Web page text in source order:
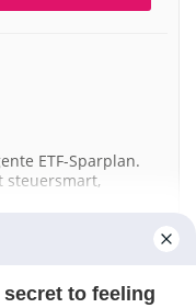
ETF-Sparplan.
steuersmart,
to feeling